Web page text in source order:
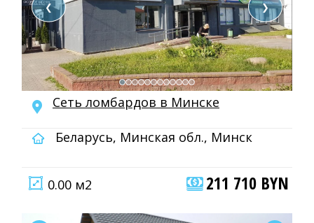
❮ ❯
Сеть ломбардов в Минске
Беларусь, Минская обл., Минск
0.00 м2 211 710 BYN